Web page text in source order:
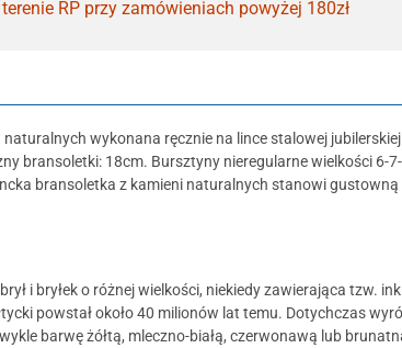
RP przy zamówieniach powyżej 180zł
wykonana ręcznie na lince stalowej
bransoletki: 18cm. Bursztyny nieregularne wielkości 6-
bransoletka z kamieni naturalnych stanowi
i bryłek o różnej wielkości, niekiedy zawierająca tzw.
powstał około 40 milionów lat temu. Dotychczas
barwę żółtą, mleczno-białą, czerwonawą lub